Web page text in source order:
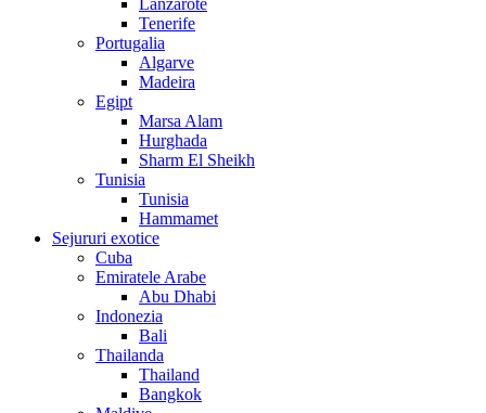
Lanzarote
Tenerife
Portugalia
Algarve
Madeira
Egipt
Marsa Alam
Hurghada
Sharm El Sheikh
Tunisia
Tunisia
Hammamet
Sejururi exotice
Cuba
Emiratele Arabe
Abu Dhabi
Indonezia
Bali
Thailanda
Thailand
Bangkok